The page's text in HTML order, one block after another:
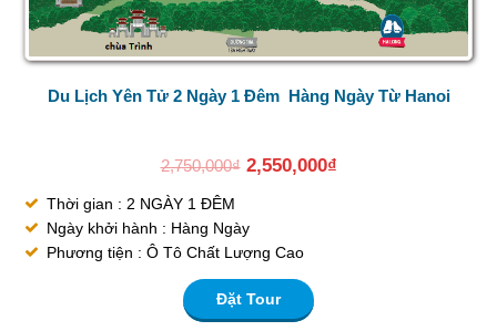
Du Lịch Yên Tử 2 Ngày 1 Đêm Hàng Ngày Từ Hanoi
2,750,000₫ 2,550,000₫
Thời gian : 2 NGÀY 1 ĐÊM
Ngày khởi hành : Hàng Ngày
Phương tiện : Ô Tô Chất Lượng Cao
Đặt Tour